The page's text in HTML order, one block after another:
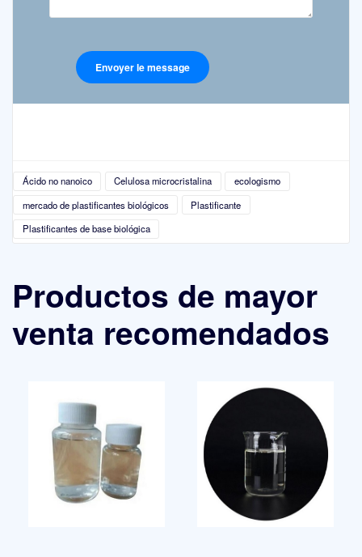
Ácido no nanoico Celulosa microcristalina
ecologismo
mercado de plastificantes biológicos
Plastificante
Plastificantes de base biológica
Productos de mayor
venta recomendados